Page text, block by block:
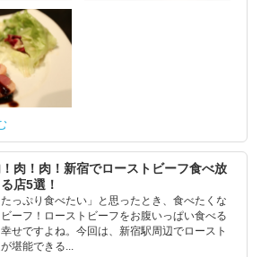
肉！肉！新宿でローストビーフ食べ放
店5選！
たっぷり食べたい」と思ったとき、食べたくな
ーフ！ローストビーフをお腹いっぱい食べる
せですよね。今回は、新宿駅周辺でロースト
堪能できる...